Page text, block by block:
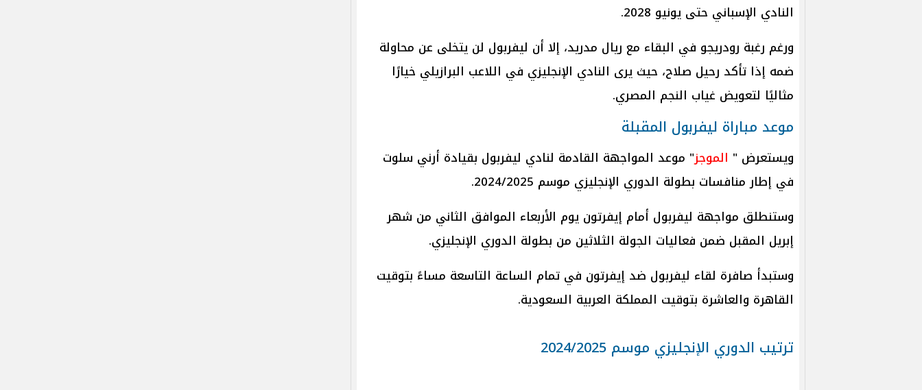
النادي الإسباني حتى يونيو 2028.
ورغم رغبة رودريجو في البقاء مع ريال مدريد، إلا أن ليفربول لن يتخلى عن محاولة
ضمه إذا تأكد رحيل صلاح، حيث يرى النادي الإنجليزي في اللاعب البرازيلي خيارًا
مثاليًا لتعويض غياب النجم المصري.
موعد مباراة ليفربول المقبلة
ويستعرض " الموجز" موعد المواجهة القادمة لنادي ليفربول بقيادة أرني سلوت
في إطار منافسات بطولة الدوري الإنجليزي موسم 2024/2025.
وستنطلق مواجهة ليفربول أمام إيفرتون يوم الأربعاء الموافق الثاني من شهر
إبريل المقبل ضمن فعاليات الجولة الثلاثين من بطولة الدوري الإنجليزي.
وستبدأ صافرة لقاء ليفربول ضد إيفرتون في تمام الساعة التاسعة مساءً بتوقيت
القاهرة والعاشرة بتوقيت المملكة العربية السعودية.
ترتيب الدوري الإنجليزي موسم 2024/2025